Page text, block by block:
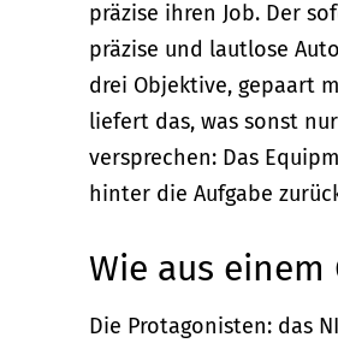
präzise ihren Job. Der
präzise und lautlose
drei Objektive, gepaart
liefert das, was sonst
versprechen: Das
hinter die Aufgabe
Wie aus einem
Die Protagonisten: das